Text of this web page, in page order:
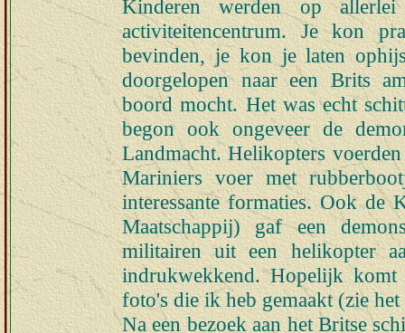
Kinderen werden op
activiteitencentrum. Je kon
bevinden, je kon je laten
doorgelopen naar een Brits
boord mocht. Het was echt
begon ook ongeveer de
Landmacht. Helikopters
Mariniers voer met
interessante formaties. Ook de
Maatschappij) gaf een
militairen uit een helikopter
indrukwekkend. Hopelijk
foto's die ik heb gemaakt (zie het
Na een bezoek aan het Britse